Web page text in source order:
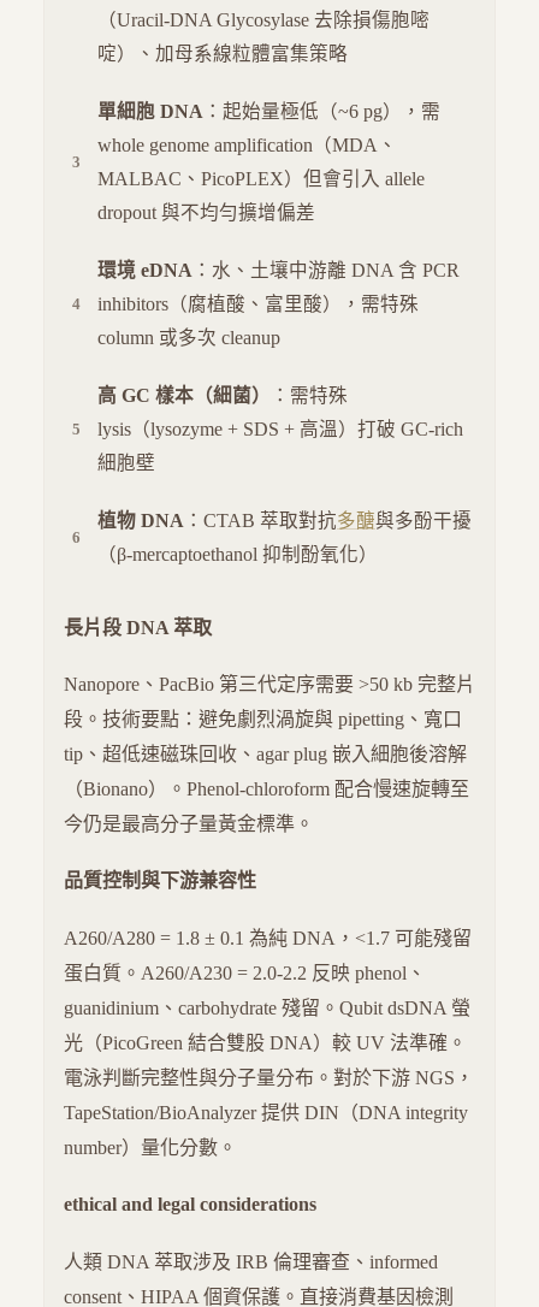
（Uracil-DNA Glycosylase 去除損傷胞嘧
啶）、加母系線粒體富集策略
單細胞 DNA ：起始量極低（~6 pg），需
whole genome amplification（MDA、
MALBAC、PicoPLEX）但會引入 allele
dropout 與不均勻擴增偏差
環境 eDNA ：水、土壤中游離 DNA 含 PCR
inhibitors（腐植酸、富里酸），需特殊
column 或多次 cleanup
高 GC 樣本（細菌）
：需特殊
lysis（lysozyme + SDS + 高溫）打破 GC-rich
細胞壁
植物 DNA ：CTAB 萃取對抗多醣與多酚干擾
（β-mercaptoethanol 抑制酚氧化）
長片段 DNA 萃取
Nanopore、PacBio 第三代定序需要 >50 kb 完整片
段。技術要點：避免劇烈渦旋與 pipetting、寬口
tip、超低速磁珠回收、agar plug 嵌入細胞後溶解
（Bionano）。Phenol-chloroform 配合慢速旋轉至
今仍是最高分子量黃金標準。
品質控制與下游兼容性
A260/A280 = 1.8 ± 0.1 為純 DNA，<1.7 可能殘留
蛋白質。A260/A230 = 2.0-2.2 反映 phenol、
guanidinium、carbohydrate 殘留。Qubit dsDNA 螢
光（PicoGreen 結合雙股 DNA）較 UV 法準確。
電泳判斷完整性與分子量分布。對於下游 NGS，
TapeStation/BioAnalyzer 提供 DIN（DNA integrity
number）量化分數。
ethical and legal considerations
人類 DNA 萃取涉及 IRB 倫理審查、informed
consent、HIPAA 個資保護。直接消費基因檢測